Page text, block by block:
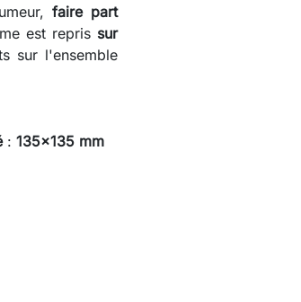
faire part
est repris sur
sur l'ensemble
: 135x135 mm